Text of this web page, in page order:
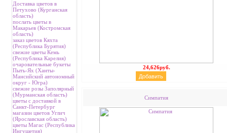
Доставка цветов в
Петухово (Курганская
область)
послать цветы в
Макарьев (Костромская
область)
заказ цветов Кяхта
(Республика Бурятия)
свежие цветы Кемь
(Республика Карелия)
очаровательные букеты
Пыть-Ях (Ханты-
Мансийский автономный
округ - Югра)
свежие розы Заполярный
(Мурманская область)
цветы с доставкой в
Санкт-Петербург
магазин цветов Углич
(Ярославская область)
цветы Магас (Республика
Ингушетия)
24,626руб.
Cимпатия